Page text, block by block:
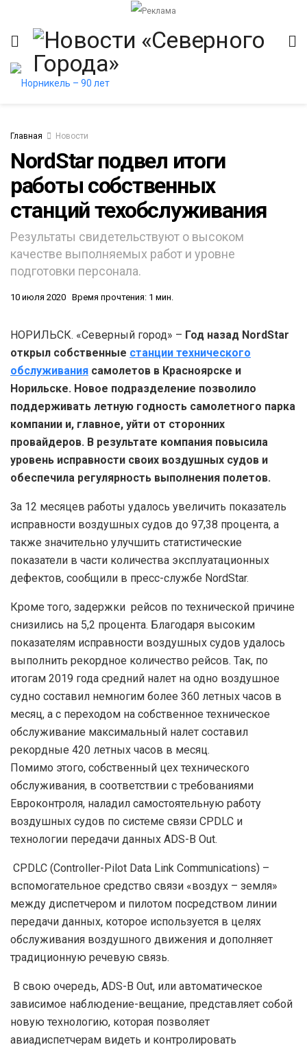
Главная Новости
NordStar подвел итоги
работы собственных
станций техобслуживания
Результаты свидетельствуют о высоком
качестве выполняемых работ и уровне
подготовки персонала.
10 июля 2020 Время прочтения: 1 мин.
НОРИЛЬСК. «Северный город» – Год назад NordStar
открыл собственные станции технического
обслуживания самолетов в Красноярске и
Норильске. Новое подразделение позволило
поддерживать летную годность самолетного парка
компании и, главное, уйти от сторонних
провайдеров. В результате компания повысила
уровень исправности своих воздушных судов и
обеспечила регулярность выполнения полетов.
За 12 месяцев работы удалось увеличить показатель
исправности воздушных судов до 97,38 процента, а
также значительно улучшить статистические
показатели в части количества эксплуатационных
дефектов, сообщили в пресс-службе NordStar.
Кроме того, задержки рейсов по технической причине
снизились на 5,2 процента. Благодаря высоким
показателям исправности воздушных судов удалось
выполнить рекордное количество рейсов. Так, по
итогам 2019 года средний налет на одно воздушное
судно составил немногим более 360 летных часов в
месяц, а с переходом на собственное техническое
обслуживание максимальный налет составил
рекордные 420 летных часов в месяц.
Помимо этого, собственный цех технического
обслуживания, в соответствии с требованиями
Евроконтроля, наладил самостоятельную работу
воздушных судов по системе связи CPDLC и
технологии передачи данных ADS-B Out.
CPDLC (Controller-Pilot Data Link Communiсations) –
вспомогательное средство связи «воздух – земля»
между диспетчером и пилотом посредством линии
передачи данных, которое используется в целях
обслуживания воздушного движения и дополняет
традиционную речевую связь.
В свою очередь, ADS-B Out, или автоматическое
зависимое наблюдение-вещание, представляет собой
новую технологию, которая позволяет
авиадиспетчерам видеть и контролировать